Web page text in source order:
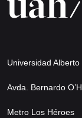
Universidad
Avda. Bernardo
Metro Los Héroes